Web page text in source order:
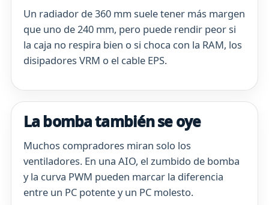
Un radiador de 360 mm suele tener más margen
que uno de 240 mm, pero puede rendir peor si
la caja no respira bien o si choca con la RAM, los
disipadores VRM o el cable EPS.
La bomba también se oye
Muchos compradores miran solo los
ventiladores. En una AIO, el zumbido de bomba
y la curva PWM pueden marcar la diferencia
entre un PC potente y un PC molesto.